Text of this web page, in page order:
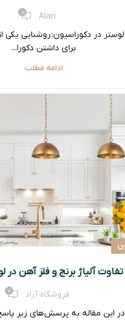
Alan
0
در دکوراسیون: روشنایی یکی
برای داشتن دکورا...
ادامه مطلب
آلیاژ برنج و فلز آهن در
فروشگاه آزاد 0
در این مقاله به پرسش‌های زیر